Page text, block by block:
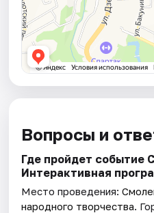
Вопросы и
Где пройдет событие
Интерактивная
Место проведения:
народного творчества.